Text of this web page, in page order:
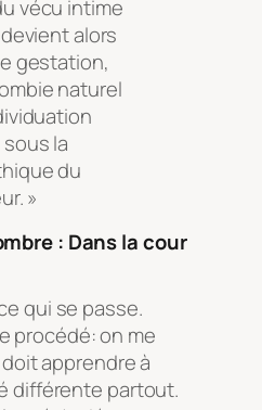
vécu intime
alors
gestation,
naturel
la
du
»
: Dans la cour
qui se passe.
procédé: on me
apprendre à
différente partout.